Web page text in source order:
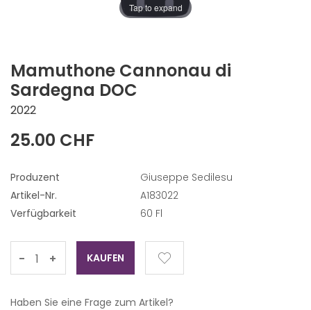
Tap to expand
Mamuthone Cannonau di
Sardegna DOC
2022
25.00 CHF
Produzent
Giuseppe Sedilesu
Artikel-Nr.
A183022
Verfügbarkeit
60 Fl
- +
Haben Sie eine Frage zum Artikel?